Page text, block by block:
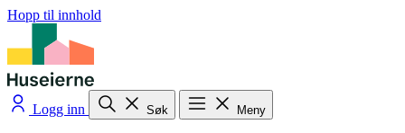
Hopp til innhold
Logg inn Søk Meny